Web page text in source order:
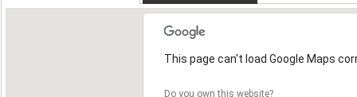
This page can't load Google Maps
Do you own this website?